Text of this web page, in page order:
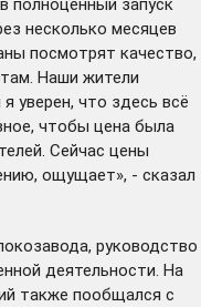
несколько месяцев
посмотрят качество,
Наши жители
уверен, что здесь всё
чтобы цена была
Сейчас цены
ощущает», - сказал
руководство
деятельности. На
также пообщался с